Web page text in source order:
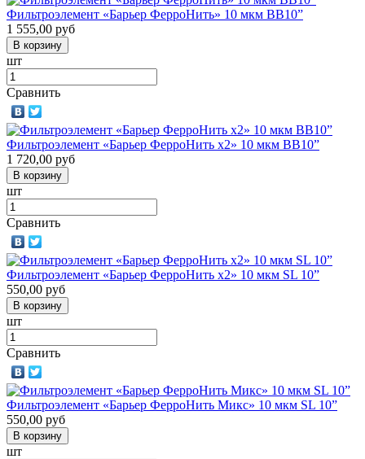
Фильтроэлемент «Барьер ФерроНить» 10 мкм ВВ10”
1 555,00 руб
шт
Сравнить
Фильтроэлемент «Барьер ФерроНить х2» 10 мкм ВВ10”
1 720,00 руб
шт
Сравнить
Фильтроэлемент «Барьер ФерроНить х2» 10 мкм SL 10”
550,00 руб
шт
Сравнить
Фильтроэлемент «Барьер ФерроНить Микс» 10 мкм SL 10”
550,00 руб
шт